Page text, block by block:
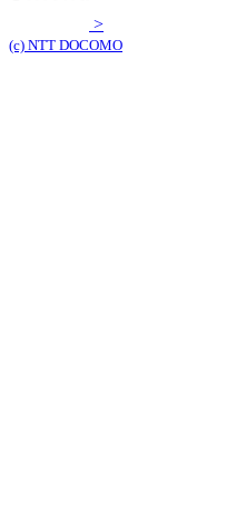
>
(c) NTT DOCOMO